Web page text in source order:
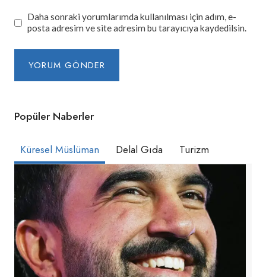
Daha sonraki yorumlarımda kullanılması için adım, e-
posta adresim ve site adresim bu tarayıcıya kaydedilsin.
Popüler Naberler
Küresel Müslüman Delal Gıda Turizm